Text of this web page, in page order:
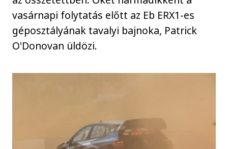
vasárnapi folytatás előtt az Eb ERX1-es
géposztályának tavalyi bajnoka, Patrick
O'Donovan üldözi.